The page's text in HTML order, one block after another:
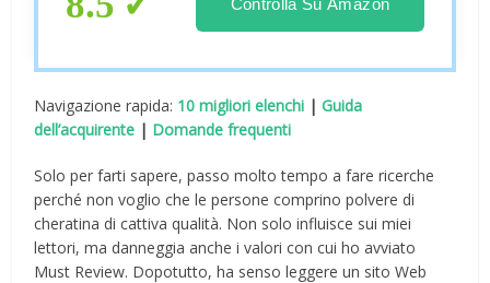
Navigazione rapida: 10 migliori elenchi |Guida
dell’acquirente | Domande frequenti
Solo per farti sapere, passo molto tempo a fare ricerche
perché non voglio che le persone comprino polvere di
cheratina di cattiva qualità. Non solo influisce sui miei
lettori, ma danneggia anche i valori con cui ho avviato
Must Review. Dopotutto, ha senso leggere un sito Web